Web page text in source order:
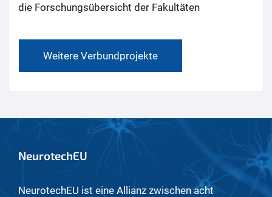
die Forschungsübersicht der Fakultäten
Weitere Verbundprojekte
NeurotechEU
NeurotechEU ist eine Allianz zwischen acht